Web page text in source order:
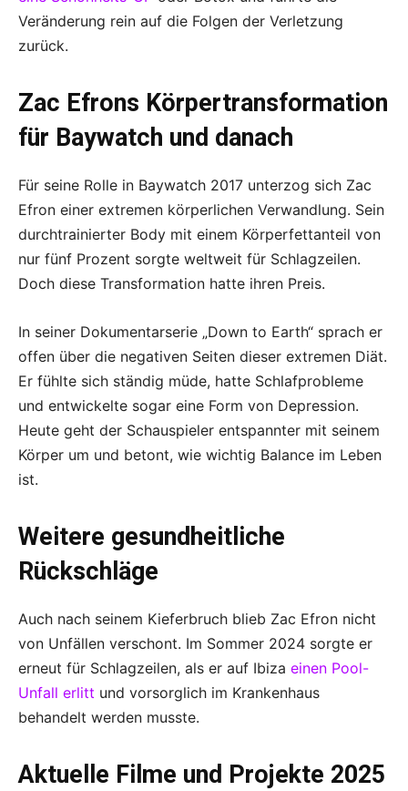
Veränderung rein auf die Folgen der Verletzung
zurück.
Zac Efrons Körpertransformation
für Baywatch und danach
Für seine Rolle in Baywatch 2017 unterzog sich Zac
Efron einer extremen körperlichen Verwandlung. Sein
durchtrainierter Body mit einem Körperfettanteil von
nur fünf Prozent sorgte weltweit für Schlagzeilen.
Doch diese Transformation hatte ihren Preis.
In seiner Dokumentarserie „Down to Earth“ sprach er
offen über die negativen Seiten dieser extremen Diät.
Er fühlte sich ständig müde, hatte Schlafprobleme
und entwickelte sogar eine Form von Depression.
Heute geht der Schauspieler entspannter mit seinem
Körper um und betont, wie wichtig Balance im Leben
ist.
Weitere gesundheitliche
Rückschläge
Auch nach seinem Kieferbruch blieb Zac Efron nicht
von Unfällen verschont. Im Sommer 2024 sorgte er
erneut für Schlagzeilen, als er auf Ibiza einen Pool-
Unfall erlitt und vorsorglich im Krankenhaus
behandelt werden musste.
Aktuelle Filme und Projekte 2025